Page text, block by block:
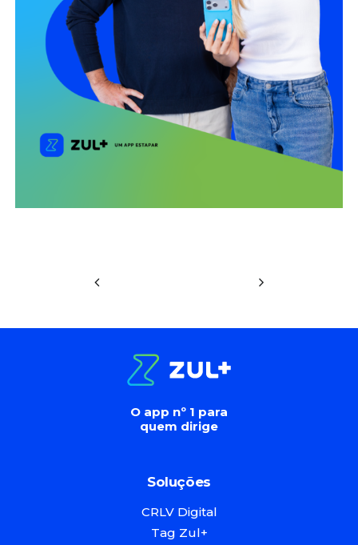
O app nº 1 para
quem dirige
Soluções
CRLV Digital
Tag Zul+